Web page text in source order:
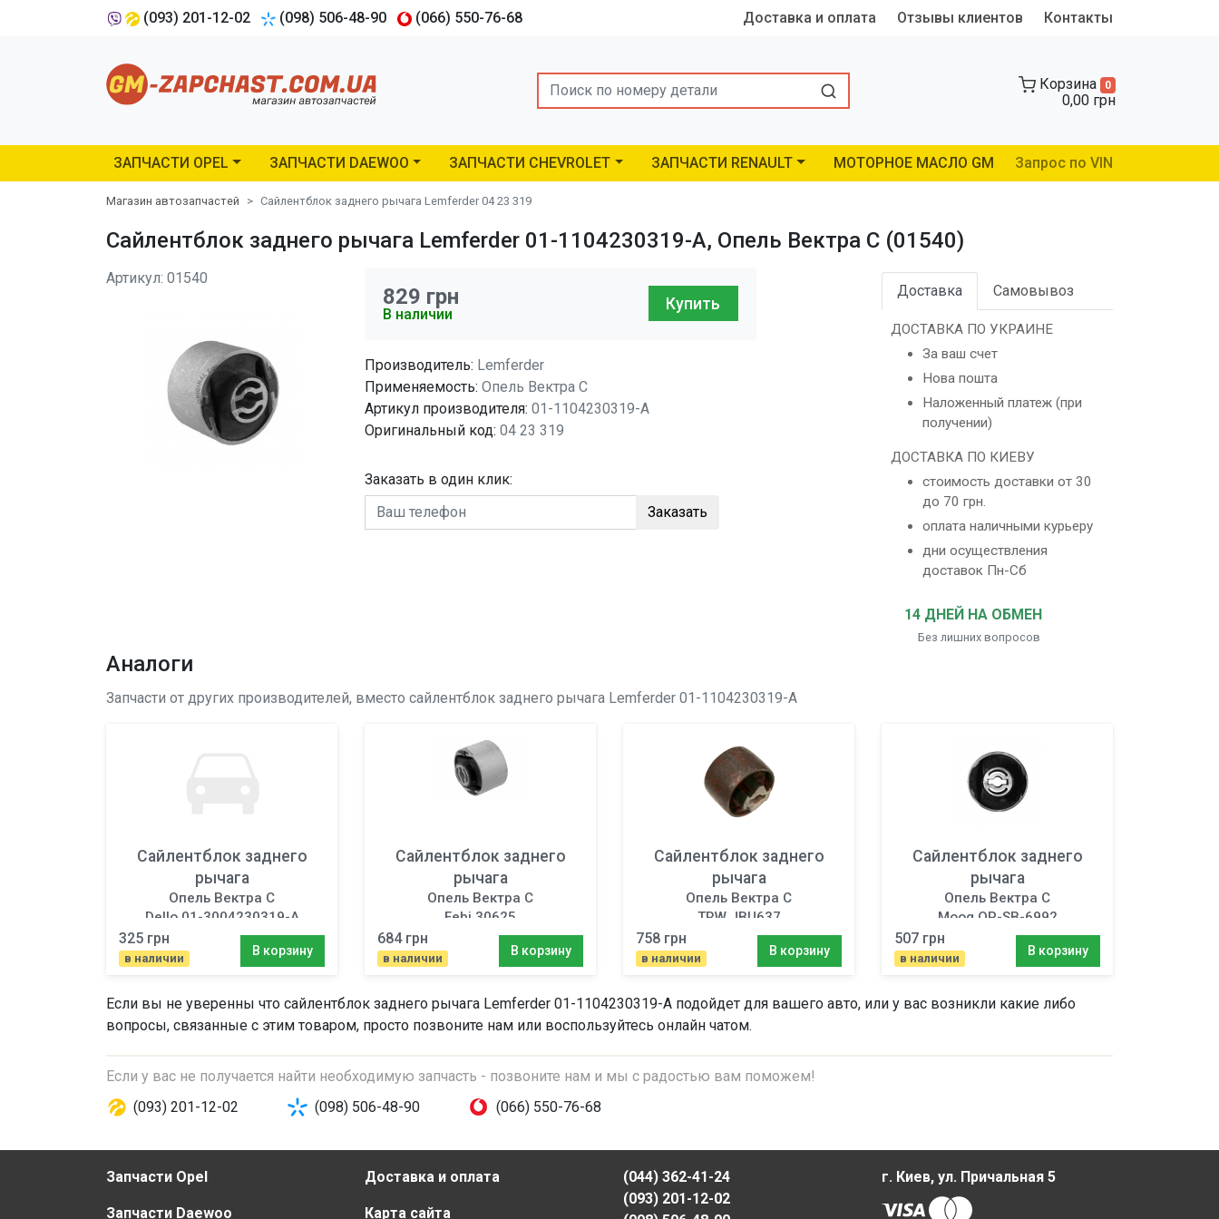
(093) 201-12-02 (098) 506-48-90 (066) 550-76-68 Доставка и оплата Отзывы клиентов Контакты
Search Корзина 0
0,00 грн
ЗАПЧАСТИ OPEL ЗАПЧАСТИ DAEWOO ЗАПЧАСТИ CHEVROLET ЗАПЧАСТИ RENAULT МОТОРНОЕ МАСЛО GM Запрос по VIN
Магазин автозапчастей Сайлентблок заднего рычага Lemferder 04 23 319
Сайлентблок заднего рычага Lemferder 01-1104230319-A, Опель Вектра C (01540)
Артикул: 01540
829 грн
В наличии
Купить
Производитель: Lemferder
Применяемость: Опель Вектра C
Артикул производителя: 01-1104230319-A
Оригинальный код: 04 23 319
Заказать в один клик:
Заказать
Доставка Самовывоз
ДОСТАВКА ПО УКРАИНЕ
За ваш счет
Нова пошта
Наложенный платеж (при
получении)
ДОСТАВКА ПО КИЕВУ
стоимость доставки от 30
до 70 грн.
оплата наличными курьеру
дни осуществления
доставок Пн-Сб
14 ДНЕЙ НА ОБМЕН
Без лишних вопросов
Аналоги
Запчасти от других производителей, вместо сайлентблок заднего рычага Lemferder 01-1104230319-A
Сайлентблок заднего
рычага
Опель Вектра C
Dello 01-3004230319-A
325 грн
в наличии
В корзину
Сайлентблок заднего
рычага
Опель Вектра C
Febi 30625
684 грн
в наличии
В корзину
Сайлентблок заднего
рычага
Опель Вектра C
TRW JBU637
758 грн
в наличии
В корзину
Сайлентблок заднего
рычага
Опель Вектра C
Moog OP-SB-6992
507 грн
в наличии
В корзину
Если вы не уверенны что сайлентблок заднего рычага Lemferder 01-1104230319-A подойдет для вашего авто, или у вас возникли какие либо
вопросы, связанные с этим товаром, просто позвоните нам или воспользуйтесь онлайн чатом.
Если у вас не получается найти необходимую запчасть - позвоните нам и мы с радостью вам поможем!
(093) 201-12-02
(098) 506-48-90 (066) 550-76-68
Запчасти Opel
Запчасти Daewoo
Доставка и оплата
Карта сайта
(044) 362-41-24
(093) 201-12-02
г. Киев, ул. Причальная 5